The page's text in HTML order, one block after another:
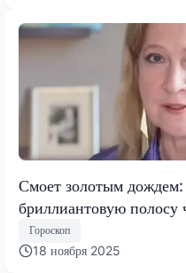
Смоет золотым дождем:
бриллиантовую полосу
Гороскоп
18 ноября 2025